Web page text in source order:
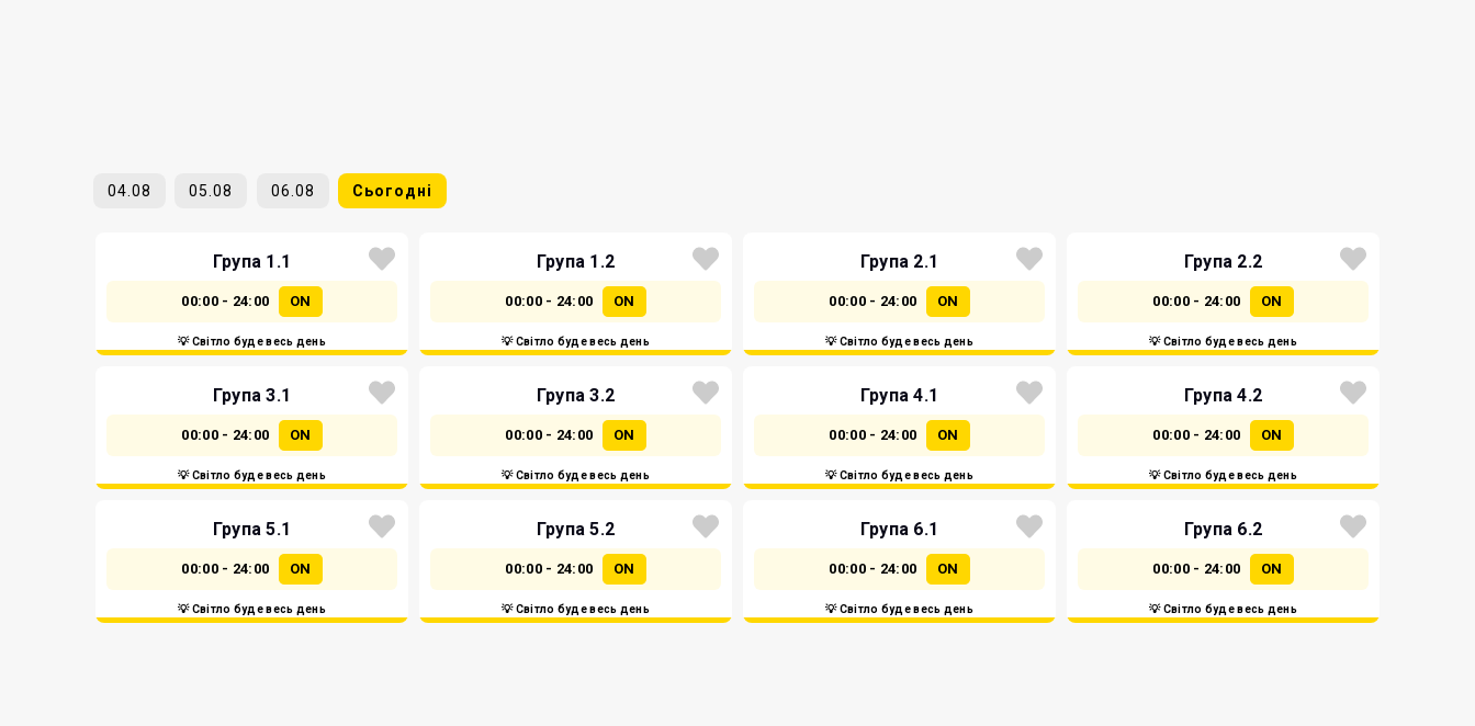
04.08 05.08 06.08 Сьогодні
Група 1.1
00:00 - 24:00 ON
💡 Світло буде весь день
Група 1.2
00:00 - 24:00 ON
💡 Світло буде весь день
Група 2.1
00:00 - 24:00 ON
💡 Світло буде весь день
Група 2.2
00:00 - 24:00 ON
💡 Світло буде весь день
Група 3.1
00:00 - 24:00 ON
💡 Світло буде весь день
Група 3.2
00:00 - 24:00 ON
💡 Світло буде весь день
Група 4.1
00:00 - 24:00 ON
💡 Світло буде весь день
Група 4.2
00:00 - 24:00 ON
💡 Світло буде весь день
Група 5.1
00:00 - 24:00 ON
💡 Світло буде весь день
Група 5.2
00:00 - 24:00 ON
💡 Світло буде весь день
Група 6.1
00:00 - 24:00 ON
💡 Світло буде весь день
Група 6.2
00:00 - 24:00 ON
💡 Світло буде весь день